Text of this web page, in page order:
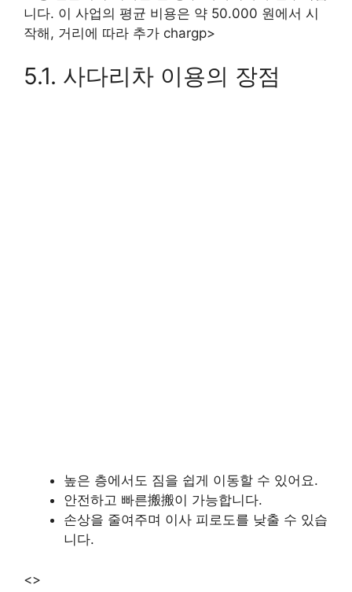
니다. 이 사업의 평균 비용은 약 50.000 원에서 시
작해, 거리에 따라 추가 chargp>
5.1. 사다리차 이용의 장점
높은 층에서도 짐을 쉽게 이동할 수 있어요.
안전하고 빠른搬搬이 가능합니다.
손상을 줄여주며 이사 피로도를 낮출 수 있습
니다.
<>